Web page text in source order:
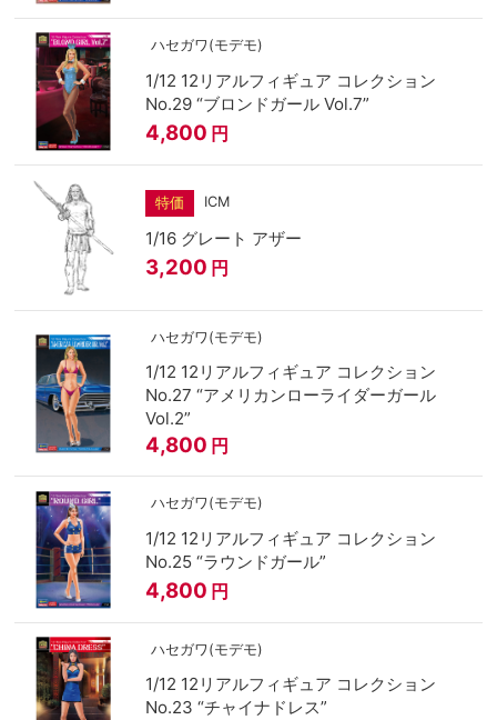
ハセガワ(モデモ)
1/12 12リアルフィギュア コレクション
No.29 “ブロンドガール Vol.7”
4,800 円
特価 ICM
1/16 グレート アザー
3,200 円
ハセガワ(モデモ)
1/12 12リアルフィギュア コレクション
No.27 “アメリカンローライダーガール
Vol.2”
4,800 円
ハセガワ(モデモ)
1/12 12リアルフィギュア コレクション
No.25 “ラウンドガール”
4,800 円
ハセガワ(モデモ)
1/12 12リアルフィギュア コレクション
No.23 “チャイナドレス”